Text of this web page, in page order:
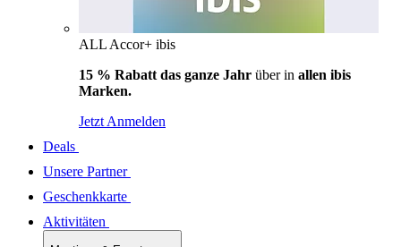
ALL Accor+ ibis
15 % Rabatt das ganze Jahr über in allen ibis
Marken.
Jetzt Anmelden
Deals
Unsere Partner
Geschenkkarte
Aktivitäten